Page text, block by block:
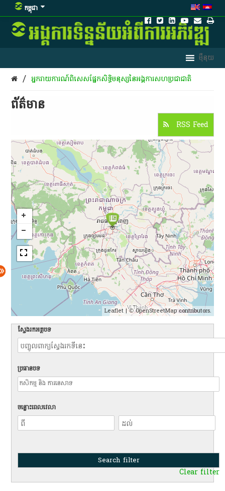
កម្ពុជា
/ អ្នក​រាយការណ៍​ពិសេស​ផ្នែក​សិទ្ធិមនុស្ស​នៃ​អង្គការ​សហ​ប្រជាជាតិ
ព័ត៌មាន​
RSS Feed
Leaflet| ©OpenStreetMapcontributors.
ស្វែងរកអត្ថបទ
ប្រធានបទ
ចន្លោះពេលវេលា
Clear filter